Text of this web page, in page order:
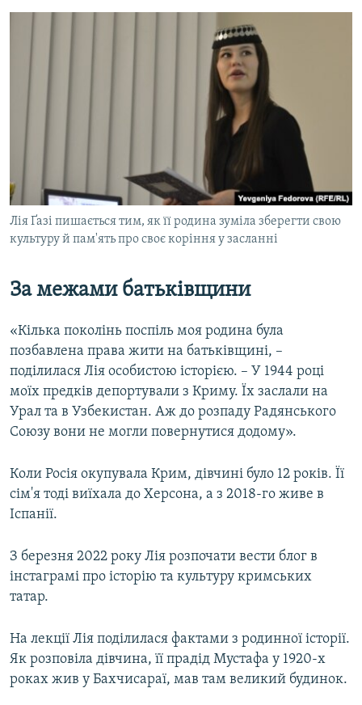
Лія Ґазі пишається тим, як її родина зуміла зберегти свою
культуру й пам'ять про своє коріння у засланні
За межами батьківщини
«Кілька поколінь поспіль моя родина була
позбавлена права жити на батьківщині, –
поділилася Лія особистою історією. – У 1944 році
моїх предків депортували з Криму. Їх заслали на
Урал та в Узбекистан. Аж до розпаду Радянського
Союзу вони не могли повернутися додому».
Коли Росія окупувала Крим, дівчині було 12 років. Її
сім'я тоді виїхала до Херсона, а з 2018-го живе в
Іспанії.
З березня 2022 року Лія розпочати вести блог в
інстаграмі про історію та культуру кримських
татар.
На лекції Лія поділилася фактами з родинної історії.
Як розповіла дівчина, її прадід Мустафа у 1920-х
роках жив у Бахчисараї, мав там великий будинок.